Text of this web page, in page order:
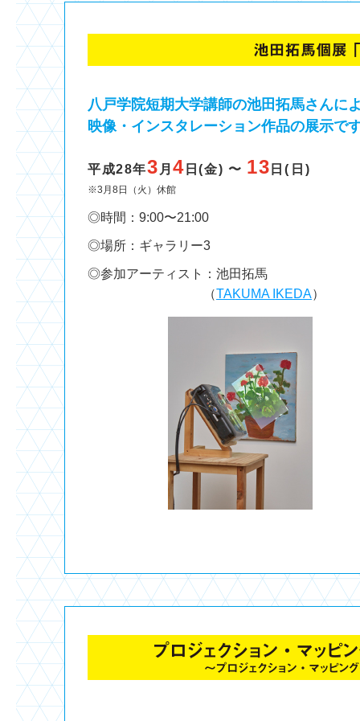
八戸学院短期大学講師の池田拓馬さんに
映像・インスタレーション作品の展示で
平成28年3 月4 日(金) 〜 13 日(日)
※3月8日（火）休館
◎時間：9:00〜21:00
◎場所：ギャラリー3
◎参加アーティスト：池田拓馬
（TAKUMA IKEDA）